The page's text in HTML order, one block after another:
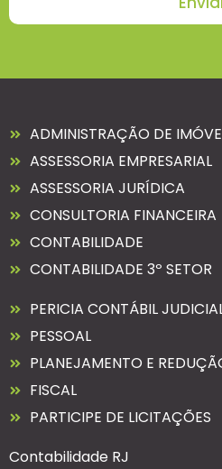
ADMINISTRAÇÃO DE
ASSESSORIA EMPRESARIAL
ASSESSORIA JURÍDICA
CONSULTORIA FINANCEIRA
CONTABILIDADE
CONTABILIDADE 3º SETOR
PERICIA CONTÁBIL
PESSOAL
PLANEJAMENTO E
FISCAL
PARTICIPE DE LICITAÇÕES
Contabilidade RJ